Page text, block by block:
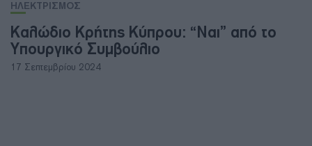
ΗΛΕΚΤΡΙΣΜΟΣ
Καλώδιο Κρήτης Κύπρου: “Ναι” από το
Υπουργικό Συμβούλιο
17 Σεπτεμβρίου 2024